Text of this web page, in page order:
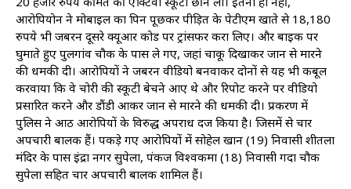
आरोपियोन ने मोबाइल का पिन पूछकर पीड़ित के पेटीएम खाते से 18,180
रुपये भी जबरन दूसरे क्यूआर कोड पर ट्रांसफर करा लिए। और बाइक पर
घुमाते हुए पुलगांव चौक के पास ले गए, जहां चाकू दिखाकर जान से मारने
की धमकी दी। आरोपियों ने जबरन वीडियो बनवाकर दोनों से यह भी कबूल
करवाया कि वे चोरी की स्कूटी बेचने आए थे और रिपोर्ट करने पर वीडियो
प्रसारित करने और डौंडी आकर जान से मारने की धमकी दी। प्रकरण में
पुलिस ने आठ आरोपियों के विरुद्ध अपराध दर्ज किया है। जिसमें से चार
अपचारी बालक हैं। पकड़े गए आरोपियों में सोहेल खान (19) निवासी शीतला
मंदिर के पास इंद्रा नगर सुपेला, पंकज विश्वकर्मा (18) निवासी गदा चौक
सुपेला सहित चार अपचारी बालक शामिल हैं।